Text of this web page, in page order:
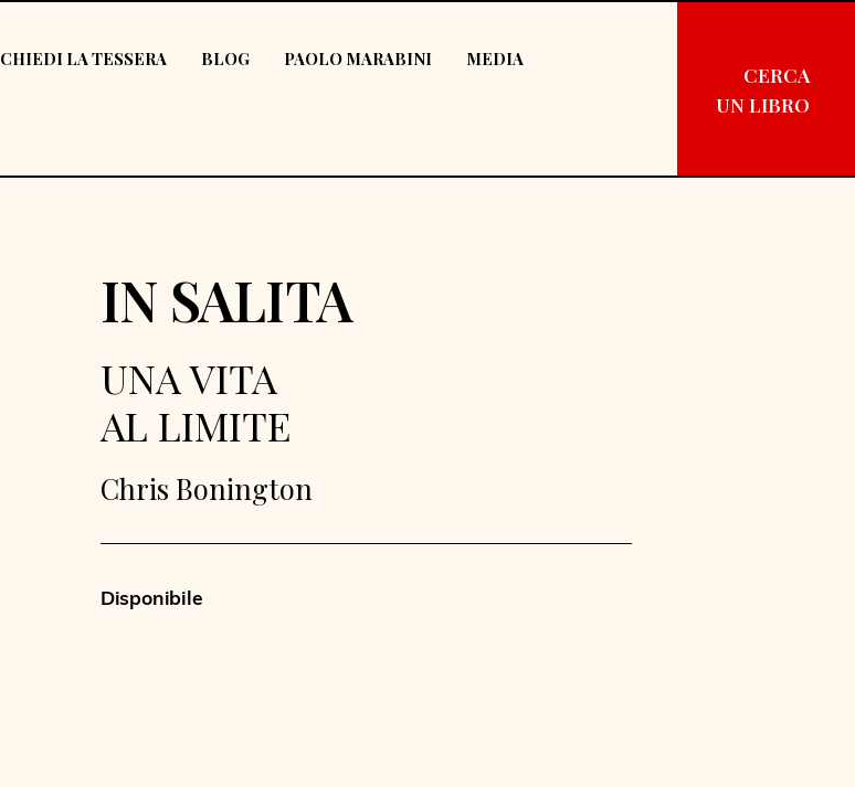
CHIEDI LA TESSERA BLOG PAOLO MARABINI MEDIA
CERCA
UN LIBRO
IN SALITA
UNA VITA
AL LIMITE
Chris Bonington
Disponibile